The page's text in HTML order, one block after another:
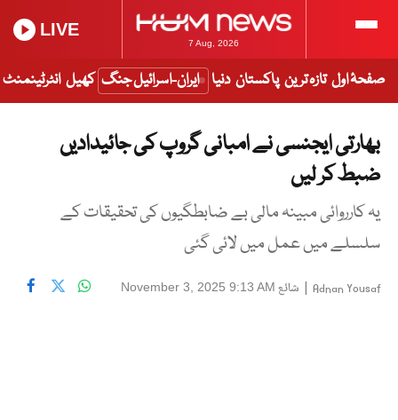
7 Aug, 2026
LIVE
صفحۂ اول تازہ ترین پاکستان دنیا ایران-اسرائیل جنگ کھیل انٹرٹینمنٹ
بھارتی ایجنسی نے امبانی گروپ کی جائیدادیں
ضبط کر لیں
یہ کارروائی مبینہ مالی بے ضابطگیوں کی تحقیقات کے
سلسلے میں عمل میں لائی گئی
Adnan Yousaf
| شائع November 3, 2025 9:13 AM